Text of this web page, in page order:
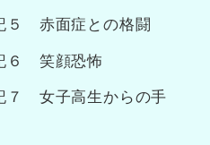
５ 赤面症との格闘
６ 笑顔恐怖
７ 女子高生からの手